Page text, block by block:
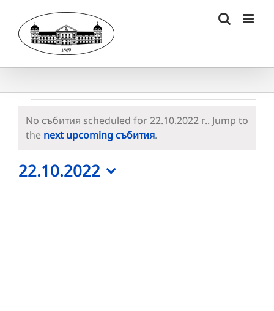
content
Събития
for
22.10.2022
г.
Notice
No събития scheduled for 22.10.2022 г.. Jump to
the next upcoming събития.
22.10.2022